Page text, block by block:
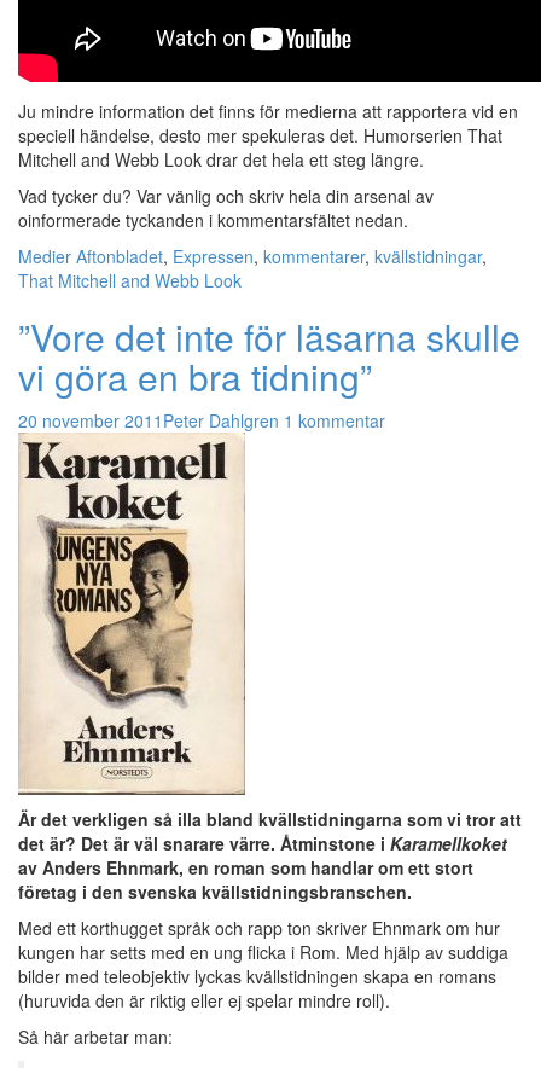
Ju mindre information det finns för medierna att rapportera vid en
speciell händelse, desto mer spekuleras det. Humorserien That
Mitchell and Webb Look drar det hela ett steg längre.
Vad tycker du? Var vänlig och skriv hela din arsenal av
oinformerade tyckanden i kommentarsfältet nedan.
Medier Aftonbladet, Expressen, kommentarer, kvällstidningar,
That Mitchell and Webb Look
”Vore det inte för läsarna skulle
vi göra en bra tidning”
20 november 2011 Peter Dahlgren 1 kommentar
Är det verkligen så illa bland kvällstidningarna som vi tror att
det är? Det är väl snarare värre. Åtminstone i Karamellkoket
av Anders Ehnmark, en roman som handlar om ett stort
företag i den svenska kvällstidningsbranschen.
Med ett korthugget språk och rapp ton skriver Ehnmark om hur
kungen har setts med en ung flicka i Rom. Med hjälp av suddiga
bilder med teleobjektiv lyckas kvällstidningen skapa en romans
(huruvida den är riktig eller ej spelar mindre roll).
Så här arbetar man: